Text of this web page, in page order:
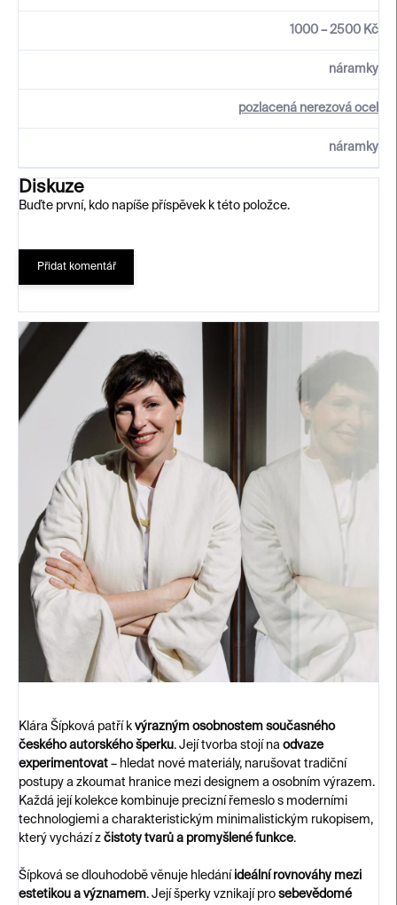
1000 – 2500 Kč
náramky
pozlacená nerezová ocel
náramky
Diskuze
Buďte první, kdo napíše příspěvek k této položce.
Přidat komentář
Klára Šípková patří k výrazným osobnostem současného
českého autorského šperku. Její tvorba stojí na odvaze
experimentovat – hledat nové materiály, narušovat tradiční
postupy a zkoumat hranice mezi designem a osobním výrazem.
Každá její kolekce kombinuje precizní řemeslo s moderními
technologiemi a charakteristickým minimalistickým rukopisem,
který vychází z čistoty tvarů a promyšlené funkce.
Šípková se dlouhodobě věnuje hledání ideální rovnováhy mezi
estetikou a významem. Její šperky vznikají pro sebevědomé